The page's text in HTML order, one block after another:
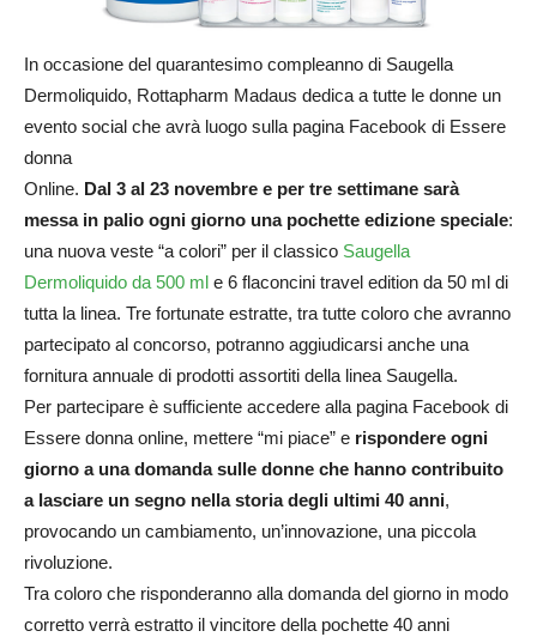
In occasione del quarantesimo compleanno di Saugella
Dermoliquido, Rottapharm Madaus dedica a tutte le donne un
evento social che avrà luogo sulla pagina Facebook di Essere
donna
Online. Dal 3 al 23 novembre e per tre settimane sarà
messa in palio ogni giorno una pochette edizione speciale:
una nuova veste “a colori” per il classico Saugella
Dermoliquido da 500 ml e 6 flaconcini travel edition da 50 ml di
tutta la linea. Tre fortunate estratte, tra tutte coloro che avranno
partecipato al concorso, potranno aggiudicarsi anche una
fornitura annuale di prodotti assortiti della linea Saugella.
Per partecipare è sufficiente accedere alla pagina Facebook di
Essere donna online, mettere “mi piace” e rispondere ogni
giorno a una domanda sulle donne che hanno contribuito
a lasciare un segno nella storia degli ultimi 40 anni,
provocando un cambiamento, un’innovazione, una piccola
rivoluzione.
Tra coloro che risponderanno alla domanda del giorno in modo
corretto verrà estratto il vincitore della pochette 40 anni